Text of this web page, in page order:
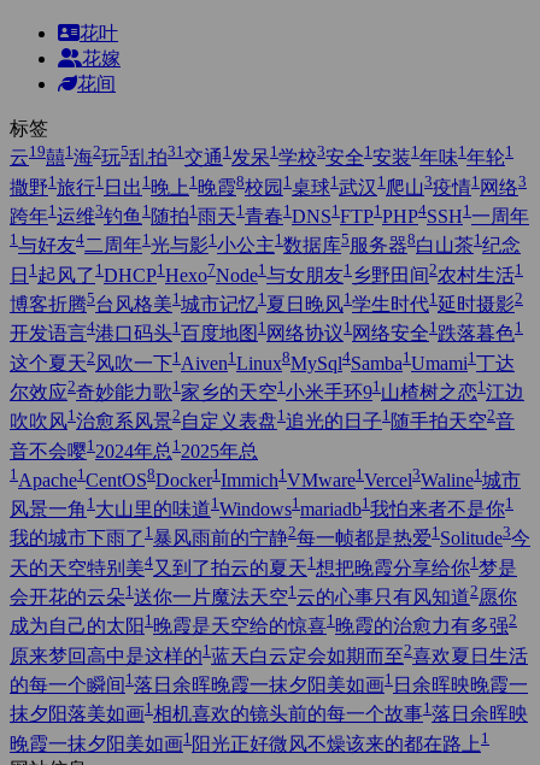
花叶
花嫁
花间
标签
云19囍1 海2玩5乱拍31 交通 1 发呆1 学校3安全1 安装1 年味1 年轮1
撒野1 旅行1 日出 1 晚上 1 晚霞8校园 1 桌球1 武汉 1 爬山3疫情1 网络3
跨年1 运维3钓鱼 1 随拍1 雨天1 青春1 DNS1 FTP1 PHP4SSH1 一周年
1 与好友4二周年1 光与影1 小公主1 数据库5 服务器8白山茶1 纪念
日 1 起风了 1 DHCP1 Hexo7Node1 与女朋友1 乡野田间 2农村生活1
博客折腾5台风格美1 城市记忆1 夏日晚风1 学生时代1 延时摄影2
开发语言4港口码头1 百度地图 1 网络协议1 网络安全1 跌落暮色1
这个夏天2 风吹一下1 Aiven1 Linux8MySql4Samba1 Umami1 丁达
尔效应2奇妙能力歌1 家乡的天空1 小米手环91 山楂树之恋1 江边
吹吹风1 治愈系风景2 自定义表盘1 追光的日子1 随手拍天空2音
音不会嘤1 2024年总 1 2025年总
1 Apache1 CentOS8Docker1 Immich1 VMware1 Vercel3Waline1 城市
风景一角 1 大山里的味道1 Windows1 mariadb1 我怕来者不是你1
我的城市下雨了 1暴风雨前的宁静2每一帧都是热爱1Solitude3今
天的天空特别美4又到了拍云的夏天1 想把晚霞分享给你1 梦是
会开花的云朵1 送你一片魔法天空1 云的心事只有风知道2愿你
成为自己的太阳 1晚霞是天空给的惊喜1晚霞的治愈力有多强2
原来梦回高中是这样的1 蓝天白云定会如期而至2喜欢夏日生活
的每一个瞬间 1 落日余晖晚霞一抹夕阳美如画1 日余晖映晚霞一
抹夕阳落美如画1相机喜欢的镜头前的每一个故事1落日余晖映
晚霞一抹夕阳美如画1 阳光正好微风不燥该来的都在路上 1